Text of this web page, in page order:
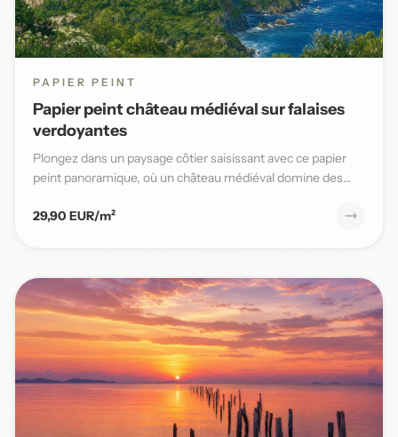
PAPIER PEINT
Papier peint château médiéval sur falaises
verdoyantes
Plongez dans un paysage côtier saisissant avec ce papier
peint panoramique, où un château médiéval domine des
29,90 EUR/m²